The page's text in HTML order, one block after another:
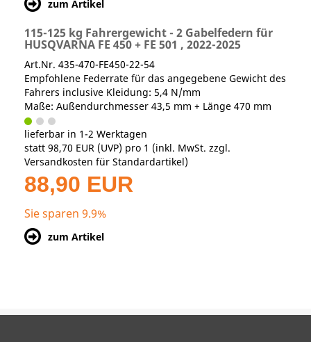
zum Artikel
115-125 kg Fahrergewicht - 2 Gabelfedern für
HUSQVARNA FE 450 + FE 501 , 2022-2025
Art.Nr. 435-470-FE450-22-54
Empfohlene Federrate für das angegebene Gewicht des
Fahrers inclusive Kleidung: 5,4 N/mm
Maße: Außendurchmesser 43,5 mm + Länge 470 mm
lieferbar in 1-2 Werktagen
statt 98,70 EUR (UVP) pro 1 (inkl. MwSt. zzgl.
Versandkosten für Standardartikel)
88,90 EUR
Sie sparen 9.9%
zum Artikel